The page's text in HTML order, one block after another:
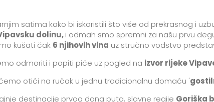
satima kako bi iskoristili što više od prekrasnog i
dolinu,i odmah smo spremni za našu prvu
kušati čak 6 njihovih vina uz stručno vodstvo
odmoriti i popiti piće uz pogled na izvor rijeke
otići na ručak u jednu tradicionalnu domaću '
destinacije prvog dana puta, slavne regije Goriška